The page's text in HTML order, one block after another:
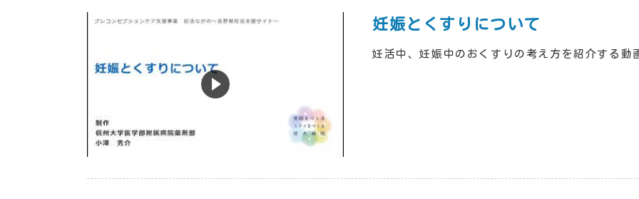
妊娠とくすりについて
妊活中、妊娠中のおくすりの考え方を紹介する動